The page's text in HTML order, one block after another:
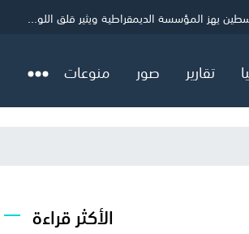
المرحلة الثانية
يهز المؤسسة الديمقراطية ويثير قلق اللو...
تقارير صور منوعات
الأكثر قراءة